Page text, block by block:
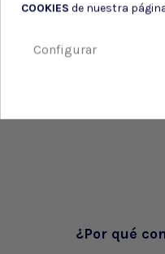
¿Por qué
COOKIES de nuestra
Configurar